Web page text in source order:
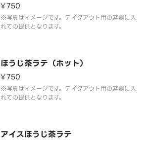
¥750
※写真はイメージです。テイクアウト用の容器に入
れての提供となります。
ほうじ茶ラテ（ホット）
¥750
※写真はイメージです。テイクアウト用の容器に入
れての提供となります。
アイスほうじ茶ラテ